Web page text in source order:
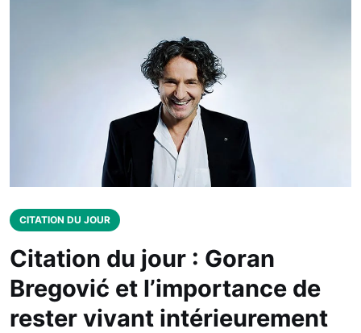
CITATION DU JOUR
Citation du jour : Goran
Bregović et l’importance de
rester vivant intérieurement